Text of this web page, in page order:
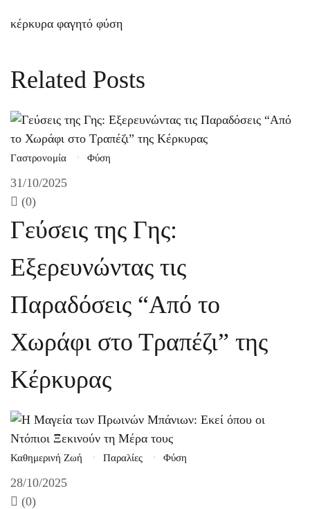
κέρκυρα φαγητό φύση
Related Posts
Γαστρονομία Φύση
31/10/2025
(0)
Γεύσεις της Γης:
Εξερευνώντας τις
Παραδόσεις “Από το
Χωράφι στο Τραπέζι” της
Κέρκυρας
Καθημερινή Ζωή Παραλίες Φύση
28/10/2025
(0)